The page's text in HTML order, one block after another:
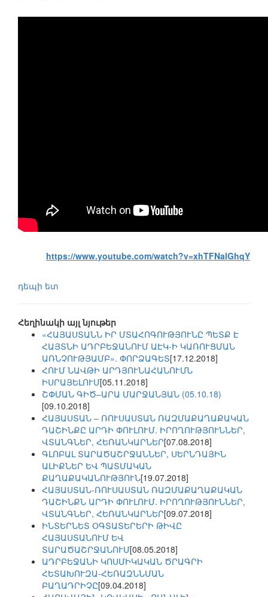
https://www.youtube.com/watch?v=xhTFNalGhqY
դեպի ետ
Հեղինակի այլ նյութեր
«ՀԱՅԱՍՏԱՆՆ ԻՐ ՄՏԱՀՈԳՈՒԹՅՈՒՆԸ ՊԵՏՔ Է
ՀԱՅՏՆԻ ԱԴՐԲԵՋԱՆՈՒՄ ԱԷԿ-Ի ԿԱՌՈՒՑՄԱՆ
ԱՌՆՉՈՒԹՅԱՄԲ». ՓՈՐՁԱԳԵՏ[17.12.2018]
ՀՈՒՄ ՆԱՎԹԻ ԱՐԴՅՈՒՆԱՀԱՆՈՒՄՆ
ԻՍՐԱՅԵԼՈՒՄ[05.11.2018]
ՇՓՄԱՆ ԳԻԾ–ԱՐԱ ՄԱՐՋԱՆՅԱՆ (05.10.18)
[09.10.2018]
ՀԱՅԱՍՏԱՆ – ՌՈՒՍԱՍՏԱՆ ՌԱԶՄԱՔԱՂԱՔԱԿԱՆ
ԴԱՇԻՆՔԸ ԱՐԴԻ ՓՈՒԼՈՒՄ. ԻՐՈՂՈՒԹՅՈՒՆՆԵՐ,
ՎՏԱՆԳՆԵՐ, ՀԵՌԱՆԿԱՐՆԵՐ[07.08.2018]
ԳԼՈԲԱԼ ՏԱՐԱԾԱՇՐՋԱՆՆԵՐ, ՍԵՐՆԴԱՅԻՆ
ԱԼԻՔՆԵՐ ԵՎ ՊԱՏՄԱԿԱՆ
ՔԱՂԱՔԱԿԱՆՈՒԹՅՈՒՆ[19.07.2018]
ՀԱՅԱՍՏԱՆ-ՌՈՒՍԱՍՏԱՆ ՌԱԶՄԱՔԱՂԱՔԱԿԱՆ
ԴԱՇԻՆՔՆ ԱՐԴԻ ՓՈՒԼՈՒՄ. ԻՐՈՂՈՒԹՅՈՒՆՆԵՐ,
ՎՏԱՆԳՆԵՐ, ՀԵՌԱՆԿԱՐՆԵՐ[09.07.2018]
ԻՆՏԵՐՆԵՏ ՕԳՏԱՏԵՐԵՐԻ ԹԻՎԸ
ՀԱՅԱՍՏԱՆՈՒՄ ԵՎ
ՏԱՐԱԾԱՇՐՋԱՆՈՒՄ[08.05.2018]
ԱԴՐԲԵՋԱՆԻ ԿՈՍՄԻԿԱԿԱՆ ԾՐԱԳՐԻ
ՀԵՏԱԽՈՒԶԱ-ՀԵՌԱԶՆՆՄԱՆ
ԲԱՂԱԴՐԻՉԸ[09.04.2018]